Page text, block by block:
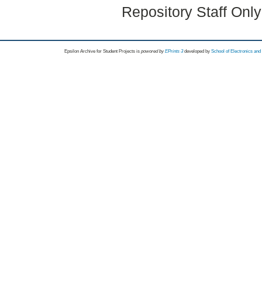
Repository Staff
Epsilon Archive for Student Projects is powored byEPrints 3 developed by School of Electronics